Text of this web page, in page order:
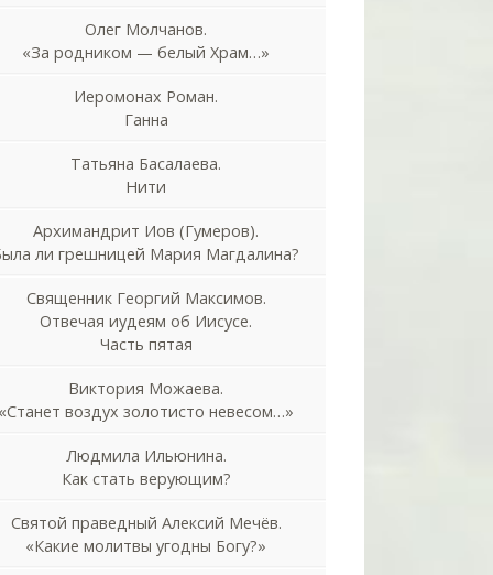
Олег Молчанов.
«За родником — белый Храм…»
Иеромонах Роман.
Ганна
Татьяна Басалаева.
Нити
Архимандрит Иов (Гумеров).
ли грешницей Мария Магдалина?
Священник Георгий Максимов.
Отвечая иудеям об Иисусе.
Часть пятая
Виктория Можаева.
воздух золотисто невесом…»
Людмила Ильюнина.
Как стать верующим?
Святой праведный Алексий Мечёв.
«Какие молитвы угодны Богу?»